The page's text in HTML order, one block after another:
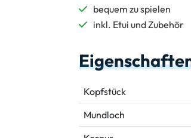
bequem zu spielen
inkl. Etui und Zubehör
Kopfstück
Mundloch